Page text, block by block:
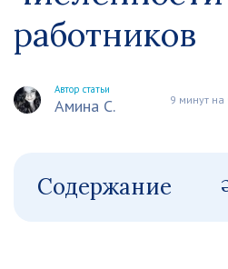
работников
Автор статьи
Амина С. 9 минут на
Содержание